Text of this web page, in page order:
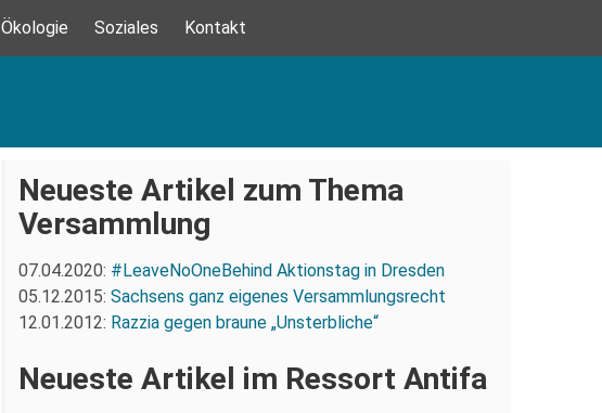
Ökologie Soziales Kontakt
Neueste Artikel zum Thema
Versammlung
07.04.2020: #LeaveNoOneBehind Aktionstag in Dresden
05.12.2015: Sachsens ganz eigenes Versammlungsrecht
12.01.2012: Razzia gegen braune „Unsterbliche“
Neueste Artikel im Ressort Antifa